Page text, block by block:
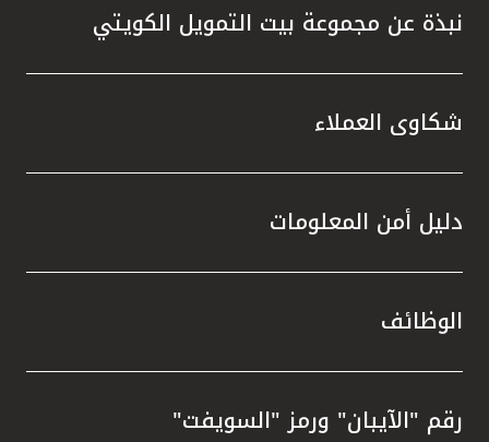
نبذة عن مجموعة بيت التمويل الكويتي
شكاوى العملاء
دليل أمن المعلومات
الوظائف
رقم "الآيبان" ورمز "السويفت"